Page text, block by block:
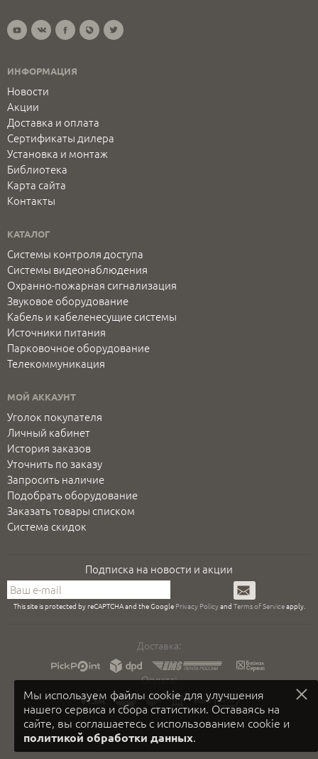
Мы используем файлы cookie для улучшения
нашего сервиса и сбора статистики. Оставаясь на
сайте, вы соглашаетесь с использованием cookie и
политикой обработки данных.
ИНФОРМАЦИЯ
Новости
Акции
Доставка и оплата
Сертификаты дилера
Установка и монтаж
Библиотека
Карта сайта
Контакты
КАТАЛОГ
Системы контроля доступа
Системы видеонаблюдения
Охранно-пожарная сигнализация
Звуковое оборудование
Кабель и кабеленесущие системы
Источники питания
Парковочное оборудование
Телекоммуникация
МОЙ АККАУНТ
Уголок покупателя
Личный кабинет
История заказов
Уточнить по заказу
Запросить наличие
Подобрать оборудование
Заказать товары списком
Система скидок
Подписка на новости и акции
Подписаться
This site is protected by reCAPTCHA and the Google Privacy Policyand Terms of Serviceapply.
Доставка:
Оплата: